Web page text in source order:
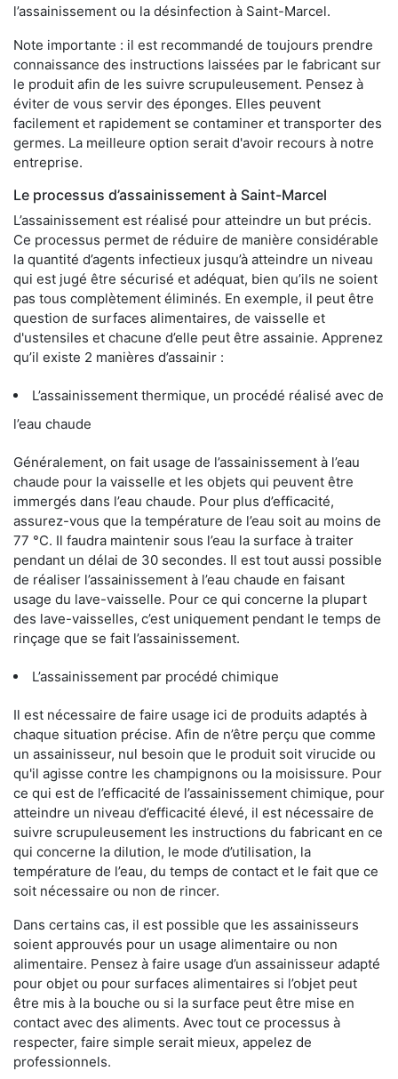
l’assainissement ou la désinfection à Saint-Marcel.
Note importante : il est recommandé de toujours prendre
connaissance des instructions laissées par le fabricant sur
le produit afin de les suivre scrupuleusement. Pensez à
éviter de vous servir des éponges. Elles peuvent
facilement et rapidement se contaminer et transporter des
germes. La meilleure option serait d'avoir recours à notre
entreprise.
Le processus d’assainissement à Saint-Marcel
L’assainissement est réalisé pour atteindre un but précis.
Ce processus permet de réduire de manière considérable
la quantité d’agents infectieux jusqu’à atteindre un niveau
qui est jugé être sécurisé et adéquat, bien qu’ils ne soient
pas tous complètement éliminés. En exemple, il peut être
question de surfaces alimentaires, de vaisselle et
d'ustensiles et chacune d’elle peut être assainie. Apprenez
qu’il existe 2 manières d’assainir :
L’assainissement thermique, un procédé réalisé avec de
l’eau chaude
Généralement, on fait usage de l’assainissement à l’eau
chaude pour la vaisselle et les objets qui peuvent être
immergés dans l’eau chaude. Pour plus d’efficacité,
assurez-vous que la température de l’eau soit au moins de
77 °C. Il faudra maintenir sous l’eau la surface à traiter
pendant un délai de 30 secondes. Il est tout aussi possible
de réaliser l’assainissement à l’eau chaude en faisant
usage du lave-vaisselle. Pour ce qui concerne la plupart
des lave-vaisselles, c’est uniquement pendant le temps de
rinçage que se fait l’assainissement.
L’assainissement par procédé chimique
Il est nécessaire de faire usage ici de produits adaptés à
chaque situation précise. Afin de n’être perçu que comme
un assainisseur, nul besoin que le produit soit virucide ou
qu'il agisse contre les champignons ou la moisissure. Pour
ce qui est de l’efficacité de l’assainissement chimique, pour
atteindre un niveau d’efficacité élevé, il est nécessaire de
suivre scrupuleusement les instructions du fabricant en ce
qui concerne la dilution, le mode d’utilisation, la
température de l’eau, du temps de contact et le fait que ce
soit nécessaire ou non de rincer.
Dans certains cas, il est possible que les assainisseurs
soient approuvés pour un usage alimentaire ou non
alimentaire. Pensez à faire usage d’un assainisseur adapté
pour objet ou pour surfaces alimentaires si l’objet peut
être mis à la bouche ou si la surface peut être mise en
contact avec des aliments. Avec tout ce processus à
respecter, faire simple serait mieux, appelez de
professionnels.